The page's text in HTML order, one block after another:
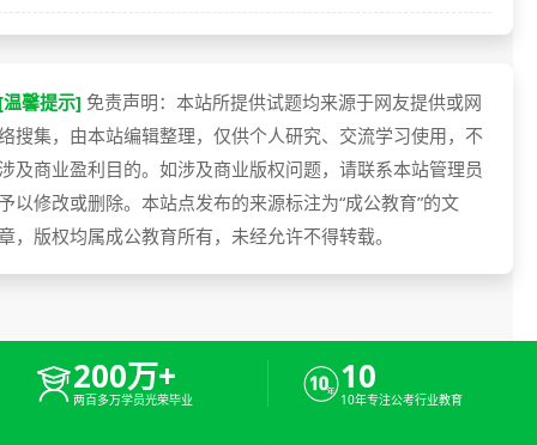
馨提示] 免责声明：本站所提供试题均来源于网友提供或网
搜集，由本站编辑整理，仅供个人研究、交流学习使用，不
及商业盈利目的。如涉及商业版权问题，请联系本站管理员
以修改或删除。本站点发布的来源标注为“成公教育”的文
，版权均属成公教育所有，未经允许不得转载。
200万+
两百多万学员光荣毕业
10
10年专注公考行业教育